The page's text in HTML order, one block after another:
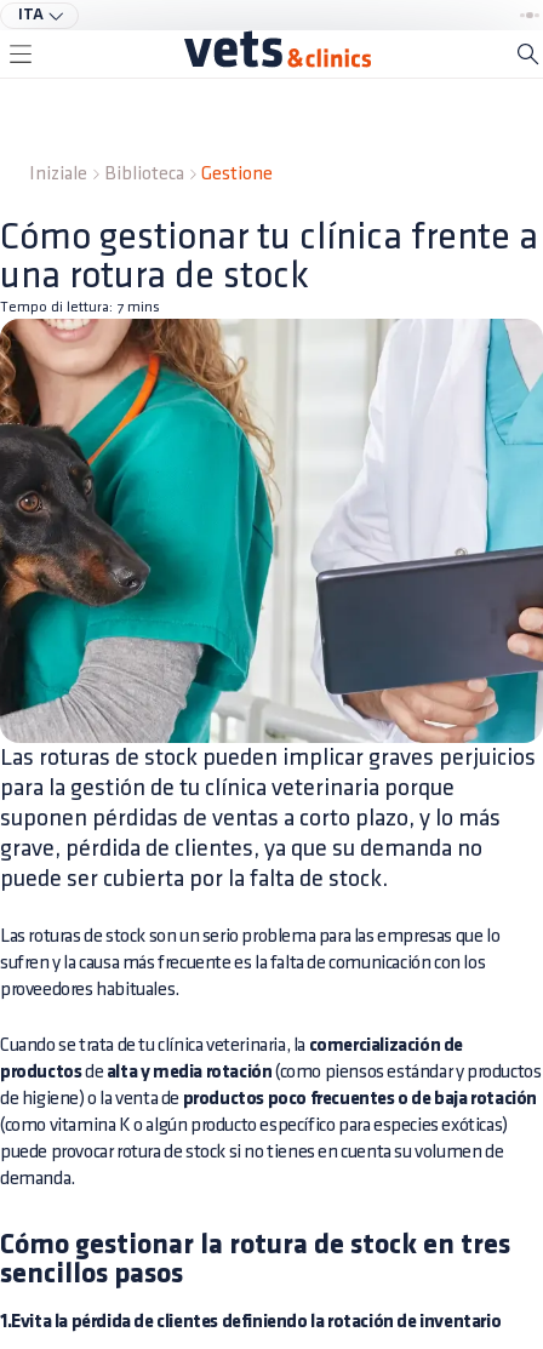
ITA
Iniziale Biblioteca Gestione
Cómo gestionar tu clínica frente a
una rotura de stock
Tempo di lettura: 7 mins
Las roturas de stock pueden implicar graves perjuicios
para la gestión de tu clínica veterinaria porque
suponen pérdidas de ventas a corto plazo, y lo más
grave, pérdida de clientes, ya que su demanda no
puede ser cubierta por la falta de stock.
Las roturas de stock son un serio problema para las empresas que lo
sufren y la causa más frecuente es la falta de comunicación con los
proveedores habituales.
Cuando se trata de tu clínica veterinaria, la comercialización de
productosde alta y media rotación (como piensos estándar y productos
de higiene) o la venta de productos poco frecuentes o de baja rotación
(como vitamina K o algún producto específico para especies exóticas)
puede provocar rotura de stock si no tienes en cuenta su volumen de
demanda.
Cómo gestionar la rotura de stock en tres
sencillos pasos
1.Evita la pérdida de clientes definiendo la rotación de inventario